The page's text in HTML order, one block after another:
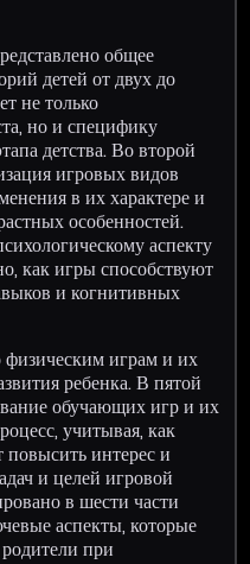
общее
детей от двух до
не только
но и специфику
детства. Во второй
игровых видов
в их характере и
особенностей.
аспекту
как игры способствуют
и когнитивных
физическим играм и их
ребенка. В пятой
обучающих игр и их
учитывая, как
интерес и
и целей игровой
в шести части
аспекты, которые
при